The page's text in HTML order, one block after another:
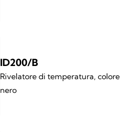
ID200/B
Rivelatore di temperatura, colore
nero